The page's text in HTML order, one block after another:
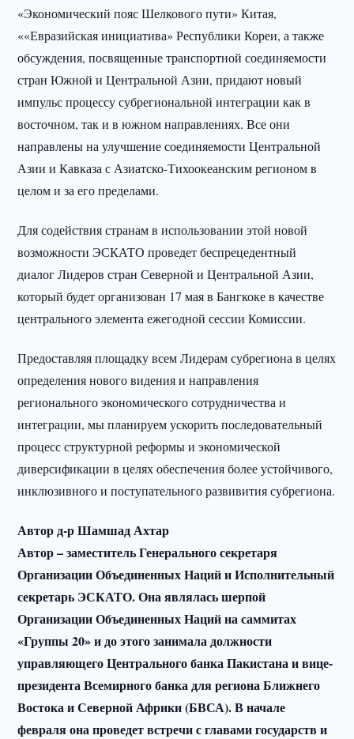
«Экономический пояс Шелкового пути» Китая,
««Евразийская инициатива» Республики Кореи, а также
обсуждения, посвященные транспортной соединяемости
стран Южной и Центральной Азии, придают новый
импульс процессу субрегиональной интеграции как в
восточном, так и в южном направлениях. Все они
направлены на улучшение соединяемости Центральной
Азии и Кавказа с Азиатско-Тихоокеанским регионом в
целом и за его пределами.
Для содействия странам в использовании этой новой
возможности ЭСКАТО проведет беспрецедентный
диалог Лидеров стран Северной и Центральной Азии,
который будет организован 17 мая в Бангкоке в качестве
центрального элемента ежегодной сессии Комиссии.
Предоставляя площадку всем Лидерам субрегиона в целях
определения нового видения и направления
регионального экономического сотрудничества и
интеграции, мы планируем ускорить последовательный
процесс структурной реформы и экономической
диверсификации в целях обеспечения более устойчивого,
инклюзивного и поступательного развивития субрегиона.
Автор д-р Шамшад Ахтар
Автор – заместитель Генерального секретаря
Организации Объединенных Наций и Исполнительный
секретарь ЭСКАТО. Она являлась шерпой
Организации Объединенных Наций на саммитах
«Группы 20» и до этого занимала должности
управляющего Центрального банка Пакистана и вице-
президента Всемирного банка для региона Ближнего
Востока и Северной Африки (БВСА). В начале
февраля она проведет встречи с главами государств и